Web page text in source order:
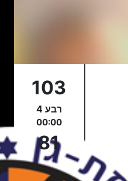
103
רבע 4
00:00
81